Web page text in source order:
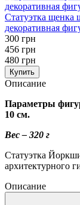
Статуэтка щенка
декоративная
300 грн
456 грн
480 грн
Купить
Описание
Параметры
10 см.
Вес – 320 г
Статуэтка
архитектурного
Описание